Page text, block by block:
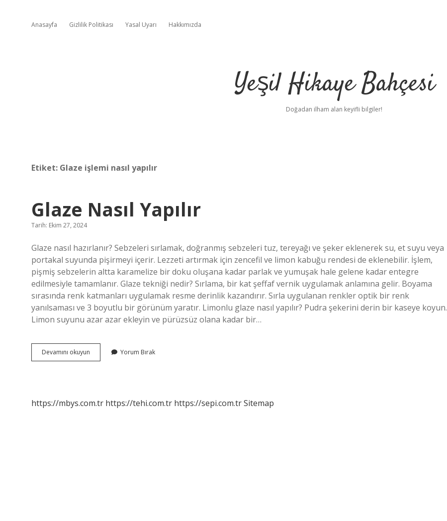
Anasayfa Gizlilik Politikası Yasal Uyarı Hakkımızda
Yeşil Hikaye Bahçesi
Doğadan ilham alan keyifli bilgiler!
Etiket: Glaze işlemi nasıl yapılır
Glaze Nasıl Yapılır
Tarih: Ekim 27, 2024
Glaze nasıl hazırlanır? Sebzeleri sırlamak, doğranmış sebzeleri tuz, tereyağı ve şeker eklenerek su, et suyu veya
portakal suyunda pişirmeyi içerir. Lezzeti artırmak için zencefil ve limon kabuğu rendesi de eklenebilir. İşlem,
pişmiş sebzelerin altta karamelize bir doku oluşana kadar parlak ve yumuşak hale gelene kadar entegre
edilmesiyle tamamlanır. Glaze tekniği nedir? Sırlama, bir kat şeffaf vernik uygulamak anlamına gelir. Boyama
sırasında renk katmanları uygulamak resme derinlik kazandırır. Sırla uygulanan renkler optik bir renk
yanılsaması ve 3 boyutlu bir görünüm yaratır. Limonlu glaze nasıl yapılır? Pudra şekerini derin bir kaseye koyun.
Limon suyunu azar azar ekleyin ve pürüzsüz olana kadar bir…
Devamını okuyun
Nasıl
Yorum Bırak
https://mbys.com.tr https://tehi.com.tr https://sepi.com.trSitemap